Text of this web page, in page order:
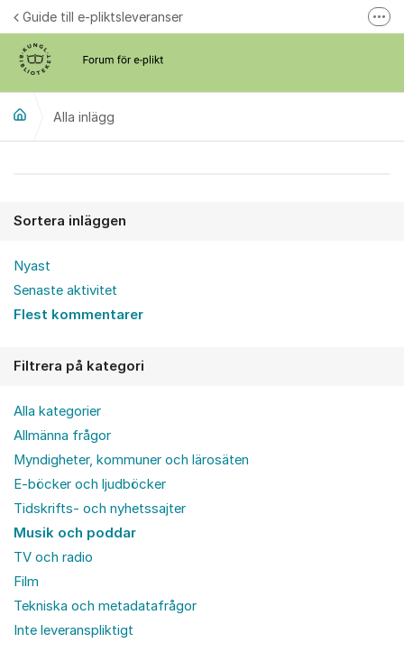
Hoppa till innehåll
Guide till e-pliktsleveranser
Alla inlägg
Sortera inläggen
Nyast
Senaste aktivitet
Flest kommentarer
Filtrera på kategori
Alla kategorier
Allmänna frågor
Myndigheter, kommuner och lärosäten
E-böcker och ljudböcker
Tidskrifts- och nyhetssajter
Musik och poddar
TV och radio
Film
Tekniska och metadatafrågor
Inte leveranspliktigt